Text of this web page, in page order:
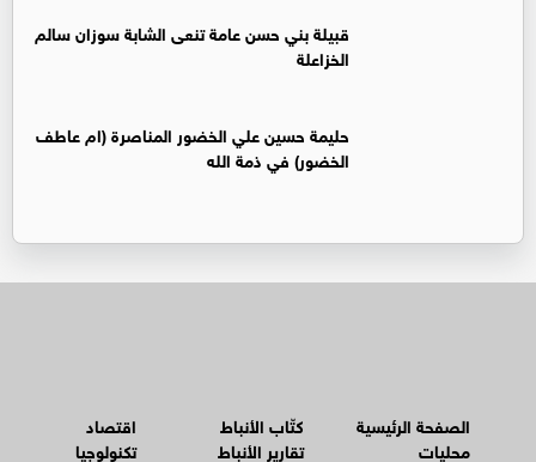
قبيلة بني حسن عامة تنعى الشابة سوزان سالم
الخزاعلة
حليمة حسين علي الخضور المناصرة (ام عاطف
الخضور) في ذمة الله
الصفحة الرئيسية
محليات
كتّاب الأنباط
تقارير الأنباط
اقتصاد
تكنولوجيا